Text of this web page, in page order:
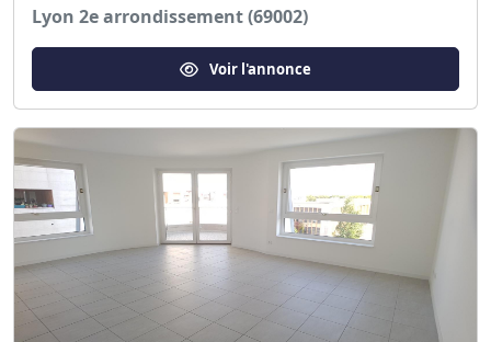
Lyon 2e arrondissement (69002)
Voir l'annonce